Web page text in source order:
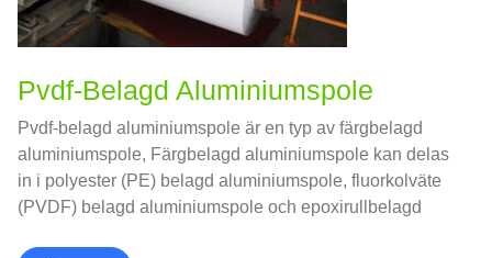
Pvdf-Belagd Aluminiumspole
Pvdf-belagd aluminiumspole är en typ av färgbelagd
aluminiumspole, Färgbelagd aluminiumspole kan delas
in i polyester (PE) belagd aluminiumspole, fluorkolväte
(PVDF) belagd aluminiumspole och epoxirullbelagd